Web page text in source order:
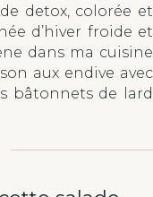
detox, colorée et
d’hiver froide et
dans ma cuisine
aux endive avec
bâtonnets de lard